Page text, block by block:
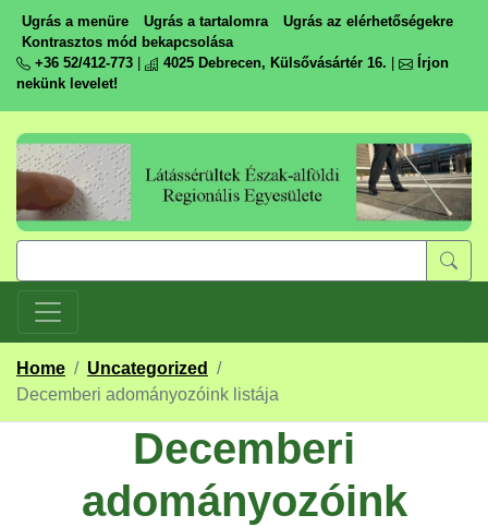
Ugrás a menüre Ugrás a tartalomra
Ugrás az elérhetőségekre
Kontrasztos mód bekapcsolása
+36 52/412-773
4025 Debrecen, Külsővásártér 16.
Írjon
nekünk levelet!
Home / Uncategorized
/
Decemberi adományozóink listája
Decemberi
adományozóink